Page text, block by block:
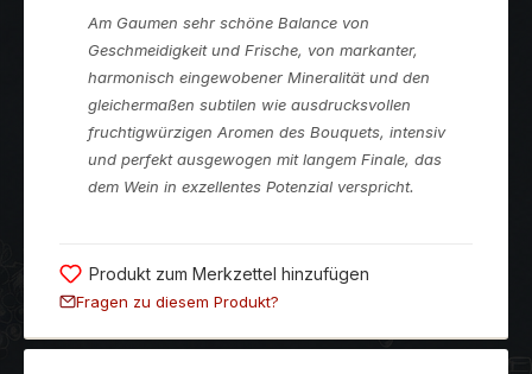
Am Gaumen sehr schöne Balance von
Geschmeidigkeit und Frische, von markanter,
harmonisch eingewobener Mineralität und den
gleichermaßen subtilen wie ausdrucksvollen
fruchtigwürzigen Aromen des Bouquets, intensiv
und perfekt ausgewogen mit langem Finale, das
dem Wein in exzellentes Potenzial verspricht.
Produkt zum Merkzettel hinzufügen
Fragen zu diesem Produkt?